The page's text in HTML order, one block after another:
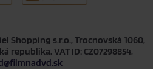
Shopping s.r.o., Trocnovská 1060,
republika, VAT ID: CZ07298854,